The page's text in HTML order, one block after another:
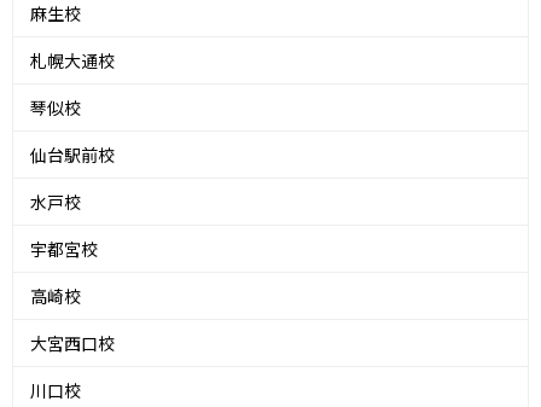
麻生校
札幌大通校
琴似校
仙台駅前校
水戸校
宇都宮校
高崎校
大宮西口校
川口校